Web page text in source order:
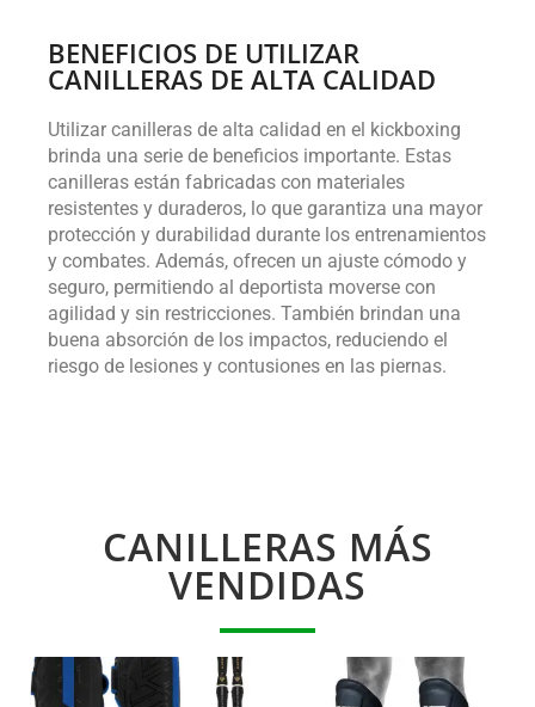
BENEFICIOS DE UTILIZAR
CANILLERAS DE ALTA CALIDAD
Utilizar canilleras de alta calidad en el kickboxing
brinda una serie de beneficios importante. Estas
canilleras están fabricadas con materiales
resistentes y duraderos, lo que garantiza una mayor
protección y durabilidad durante los entrenamientos
y combates. Además, ofrecen un ajuste cómodo y
seguro, permitiendo al deportista moverse con
agilidad y sin restricciones. También brindan una
buena absorción de los impactos, reduciendo el
riesgo de lesiones y contusiones en las piernas.
CANILLERAS MÁS
VENDIDAS